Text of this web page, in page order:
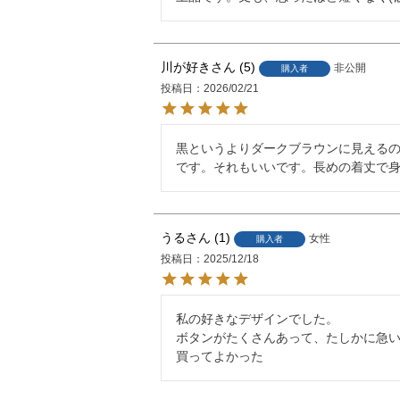
川が好き 5 購入者
非公開
投稿日
2026/02/21
黒というよりダークブラウンに見える
です。それもいいです。長めの着丈で
うる 1 購入者
女性
投稿日
2025/12/18
私の好きなデザインでした。
ボタンがたくさんあって、たしかに急
買ってよかった